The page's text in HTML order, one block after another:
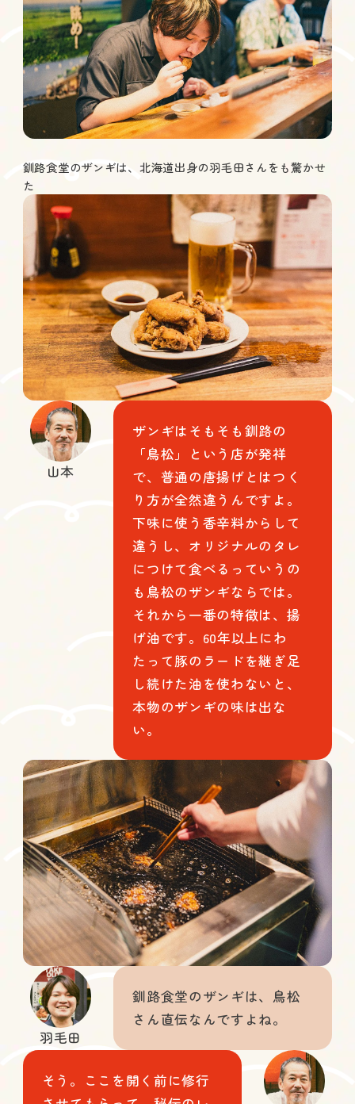
釧路食堂のザンギは、北海道出身の羽毛田さんをも驚かせ
た
ザンギはそもそも釧路の
「鳥松」という店が発祥
で、普通の唐揚げとはつく
り方が全然違うんですよ。
下味に使う香辛料からして
違うし、オリジナルのタレ
につけて食べるっていうの
も鳥松のザンギならでは。
それから一番の特徴は、揚
げ油です。60年以上にわ
たって豚のラードを継ぎ足
し続けた油を使わないと、
本物のザンギの味は出な
い。
山本
釧路食堂のザンギは、鳥松
さん直伝なんですよね。
羽毛田
そう。ここを開く前に修行